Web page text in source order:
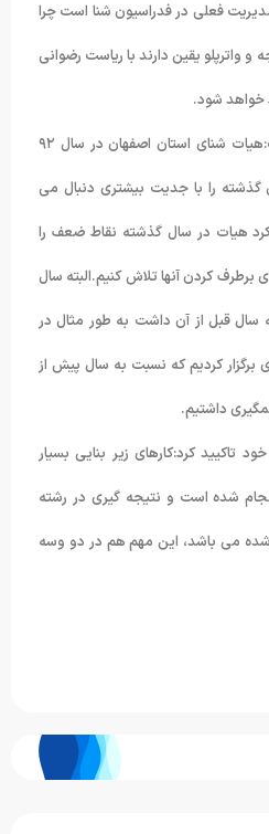
فعلی در فدراسیون شنا است چرا
واترپلو یقین دارند با ریاست رضوانی
خواهد شود.
شب انگیز در ادامه اظهار داشت:هیات شنای استان اصفهان در سال ٩٢
را با جدیت بیشتری دنبال می
هیات در سال گذشته نقاط ضعف را
کردن آنها تلاش کنیم.البته سال
قبل از آن داشت به طور مثال در
مربیگری برگزار کردیم که نسبت به سال پیش از
کرد:کارهای زیر بنایی بسیار
شده است و نتیجه گیری در رشته
می باشد، این مهم هم در دو وسه